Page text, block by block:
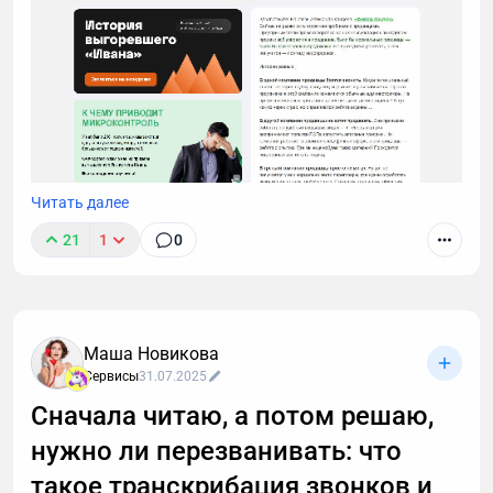
Читать далее
21 1 0
Маша Новикова
Сервисы31.07.2025
Сначала читаю, а потом решаю,
нужно ли перезванивать: что
такое транскрибация звонков и